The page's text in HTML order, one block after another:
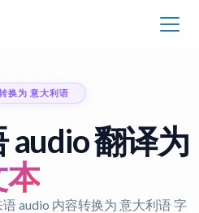
换为 意大利语
audio 翻译为
本
audio 内容转换为 意大利语 字